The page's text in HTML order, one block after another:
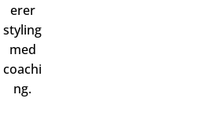
erer
styling
med
coachi
ng.